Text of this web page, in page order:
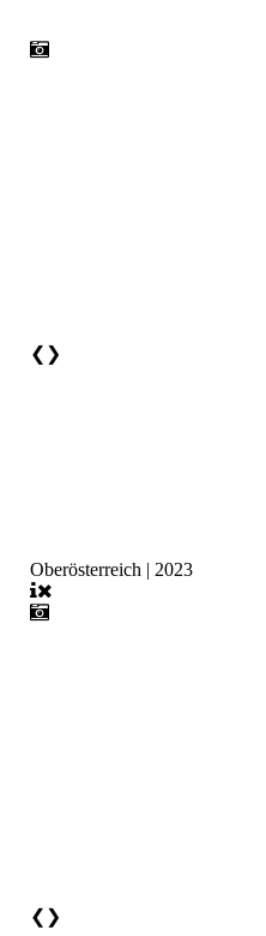
❮ ❯
Oberösterreich | 2023
❮ ❯